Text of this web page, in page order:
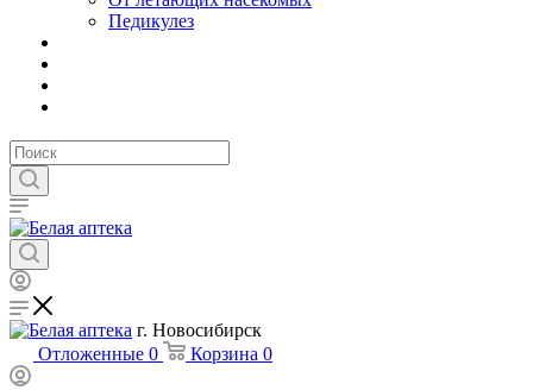
Педикулез
г. Новосибирск
Отложенные 0 Корзина 0